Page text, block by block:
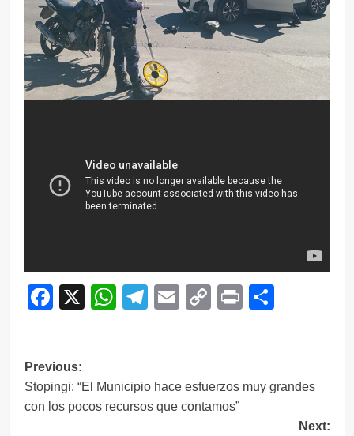
Facebook
X WhatsApp
Telegram
EmailCopy
Print
Navegación
de
entradas
Previous:
Stopingi: “El Municipio hace esfuerzos muy grandes
con los pocos recursos que contamos”
Next: